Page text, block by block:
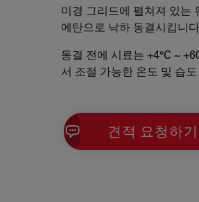
미경 그리드에 펼쳐져 있는
에탄으로 낙하 동결시킵니
동결 전에 시료는 +4°C ~
서 조절 가능한 온도 및 습
견적 요청하기